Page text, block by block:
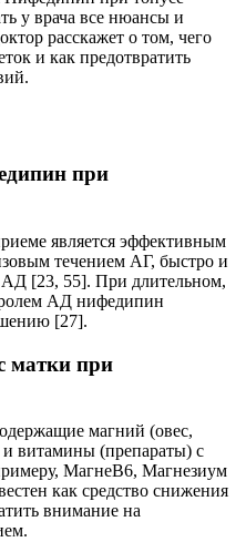
у врача все нюансы и
расскажет о том, чего
и как предотвратить
при
является эффективным
течением АГ, быстро и
[23, 55]. При длительном,
АД нифедипин
[27].
матки при
магний (овес,
и витамины (препараты) с
МагнеВ6, Магнезиум
как средство снижения
внимание на